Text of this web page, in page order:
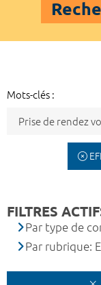
Mots-clés :
FILTRES
Par type de
Par rubrique: